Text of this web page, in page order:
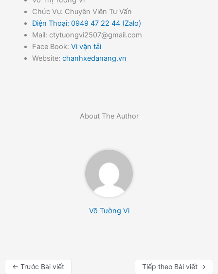
Chức Vụ: Chuyên Viên Tư Vấn
Điện Thoại: 0949 47 22 44 (Zalo)
Mail: ctytuongvi2507@gmail.com
Face Book: Vi vận tải
Website:chanhxedanang.vn
About The Author
Võ Tường Vi
← Trước Bài viết Tiếp theo Bài viết →